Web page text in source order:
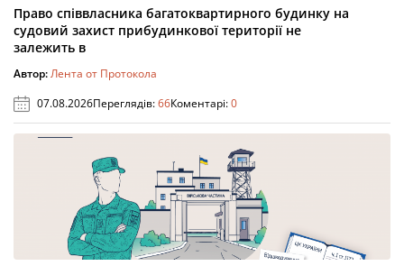
Право співвласника багатоквартирного будинку на
судовий захист прибудинкової території не
залежить в
Автор:Лента от Протокола
07.08.2026Переглядів:66Коментарі:0